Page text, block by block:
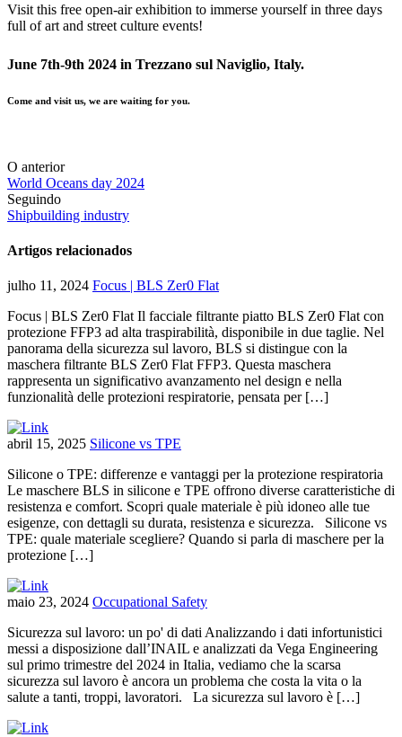
Visit this free open-air exhibition to immerse yourself in three days
full of art and street culture events!
June 7th-9th 2024 in Trezzano sul Naviglio, Italy.
Come and visit us, we are waiting for you.
O anterior
World Oceans day 2024
Seguindo
Shipbuilding industry
Artigos relacionados
julho 11, 2024 Focus | BLS Zer0 Flat
Focus | BLS Zer0 Flat Il facciale filtrante piatto BLS Zer0 Flat con
protezione FFP3 ad alta traspirabilità, disponibile in due taglie. Nel
panorama della sicurezza sul lavoro, BLS si distingue con la
maschera filtrante BLS Zer0 Flat FFP3. Questa maschera
rappresenta un significativo avanzamento nel design e nella
funzionalità delle protezioni respiratorie, pensata per […]
abril 15, 2025 Silicone vs TPE
Silicone o TPE: differenze e vantaggi per la protezione respiratoria
Le maschere BLS in silicone e TPE offrono diverse caratteristiche di
resistenza e comfort. Scopri quale materiale è più idoneo alle tue
esigenze, con dettagli su durata, resistenza e sicurezza. Silicone vs
TPE: quale materiale scegliere? Quando si parla di maschere per la
protezione […]
maio 23, 2024 Occupational Safety
Sicurezza sul lavoro: un po' di dati Analizzando i dati infortunistici
messi a disposizione dall’INAIL e analizzati da Vega Engineering
sul primo trimestre del 2024 in Italia, vediamo che la scarsa
sicurezza sul lavoro è ancora un problema che costa la vita o la
salute a tanti, troppi, lavoratori. La sicurezza sul lavoro è […]